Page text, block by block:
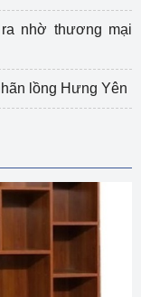
nhờ thương mại
lồng Hưng Yên